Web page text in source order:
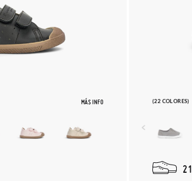
MÁS INFO (22 COLORES)
21